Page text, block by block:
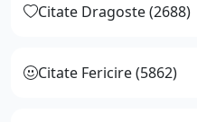
Citate Dragoste (2688)
Citate Fericire (5862)